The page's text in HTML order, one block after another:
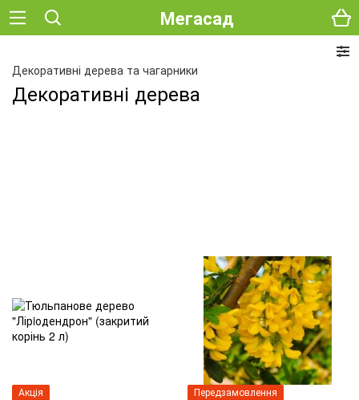
Мегасад
Декоративні дерева та чагарники
Декоративні дерева
Акція
Передзамовлення